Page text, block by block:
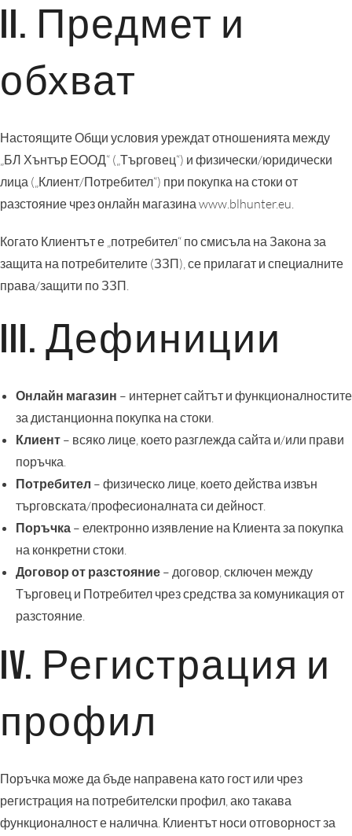
II. Предмет и
обхват
Настоящите Общи условия уреждат отношенията между
„БЛ Хънтър ЕООД“ („Търговец“) и физически/юридически
лица („Клиент/Потребител“) при покупка на стоки от
разстояние чрез онлайн магазина www.blhunter.eu.
Когато Клиентът е „потребител“ по смисъла на Закона за
защита на потребителите (ЗЗП), се прилагат и специалните
права/защити по ЗЗП.
III. Дефиниции
Онлайн магазин – интернет сайтът и функционалностите
за дистанционна покупка на стоки.
Клиент – всяко лице, което разглежда сайта и/или прави
поръчка.
Потребител – физическо лице, което действа извън
търговската/професионалната си дейност.
Поръчка – електронно изявление на Клиента за покупка
на конкретни стоки.
Договор от разстояние – договор, сключен между
Търговец и Потребител чрез средства за комуникация от
разстояние.
IV. Регистрация и
профил
Поръчка може да бъде направена като гост или чрез
регистрация на потребителски профил, ако такава
функционалност е налична. Клиентът носи отговорност за